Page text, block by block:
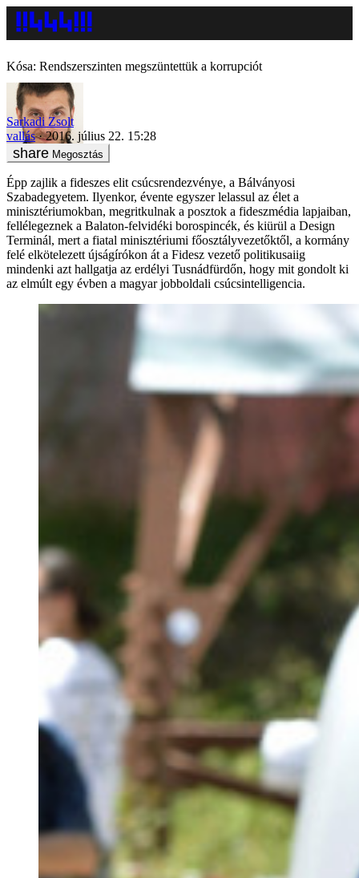
Kósa: Rendszerszinten megszüntettük a korrupciót
Sarkadi Zsolt
vallás
2016. július 22. 15:28
Megosztás
Épp zajlik a fideszes elit csúcsrendezvénye, a Bálványosi
Szabadegyetem. Ilyenkor, évente egyszer lelassul az élet a
minisztériumokban, megritkulnak a posztok a fideszmédia lapjaiban,
fellélegeznek a Balaton-felvidéki borospincék, és kiürül a Design
Terminál, mert a fiatal minisztériumi főosztályvezetőktől, a kormány
felé elkötelezett újságírókon át a Fidesz vezető politikusaiig
mindenki azt hallgatja az erdélyi Tusnádfürdőn, hogy mit gondolt ki
az elmúlt egy évben a magyar jobboldali csúcsintelligencia.